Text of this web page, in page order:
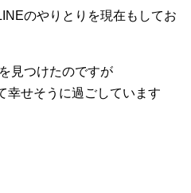
のやりとりを現在もしてお
見つけたのですが
幸せそうに過ごしています